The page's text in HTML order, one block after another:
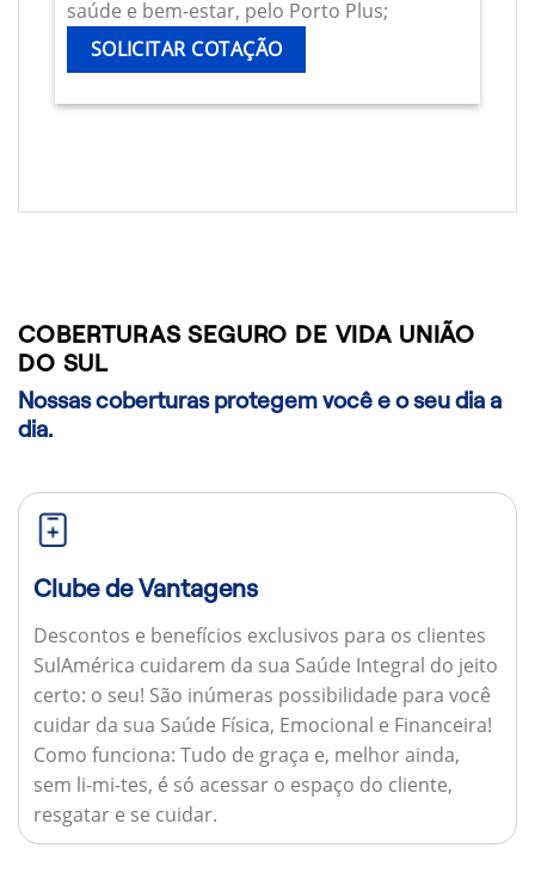
saúde e bem-estar, pelo Porto Plus;
SOLICITAR COTAÇÃO
COBERTURAS SEGURO DE VIDA UNIÃO
DO SUL
Nossas coberturas protegem você e o seu dia a
dia.
Clube de Vantagens
Descontos e benefícios exclusivos para os clientes
SulAmérica cuidarem da sua Saúde Integral do jeito
certo: o seu! São inúmeras possibilidade para você
cuidar da sua Saúde Física, Emocional e Financeira!
Como funciona: Tudo de graça e, melhor ainda,
sem li-mi-tes, é só acessar o espaço do cliente,
resgatar e se cuidar.